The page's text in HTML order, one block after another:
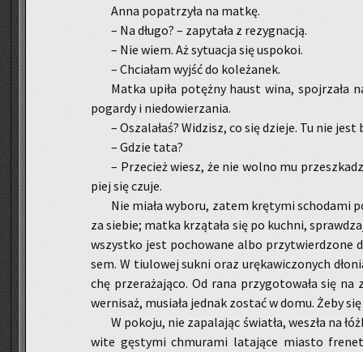
Anna po­pa­trzy­ła na matkę.
– Na długo? – za­py­ta­ła z re­zy­gna­cją.
– Nie wiem. Aż sy­tu­acja się uspo­koi.
– Chcia­łam wyjść do ko­le­ża­nek.
Matka upiła po­tęż­ny haust wina, spoj­rza­ła
po­gar­dy i nie­do­wie­rza­nia.
– Osza­la­łaś? Wi­dzisz, co się dzie­je. Tu nie
– Gdzie tata?
– Prze­cież wiesz, że nie wolno mu
piej się czuje.
Nie miała wy­bo­ru, zatem krę­ty­mi scho­da­mi
za sie­bie; matka krzą­ta­ła się po kuch­ni,
wszyst­ko jest po­cho­wa­ne albo przy­twier­dzo­ne
sem. W tiu­lo­wej sukni oraz urę­ka­wi­czo­nych
chę prze­ra­ża­ją­co. Od rana przy­go­to­wa­ła się
wer­ni­saż, mu­sia­ła jed­nak zo­stać w domu. Żeby
W po­ko­ju, nie za­pa­la­jąc świa­tła, we­szła na
wi­te gę­sty­mi chmu­ra­mi la­ta­ją­ce mia­sto